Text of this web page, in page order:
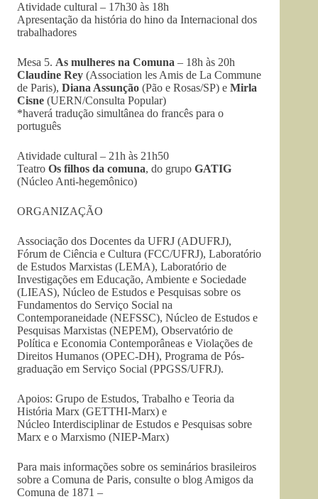
Atividade cultural – 17h30 às 18h
Apresentação da história do hino da Internacional dos
trabalhadores
Mesa 5. As mulheres na Comuna – 18h às 20h
Claudine Rey (Association les Amis de La Commune
de Paris), Diana Assunção (Pão e Rosas/SP) e Mirla
Cisne (UERN/Consulta Popular)
*haverá tradução simultânea do francês para o
português
Atividade cultural – 21h às 21h50
Teatro Os filhos da comuna, do grupo GATIG
(Núcleo Anti-hegemônico)
ORGANIZAÇÃO
Associação dos Docentes da UFRJ (ADUFRJ),
Fórum de Ciência e Cultura (FCC/UFRJ), Laboratório
de Estudos Marxistas (LEMA), Laboratório de
Investigações em Educação, Ambiente e Sociedade
(LIEAS), Núcleo de Estudos e Pesquisas sobre os
Fundamentos do Serviço Social na
Contemporaneidade (NEFSSC), Núcleo de Estudos e
Pesquisas Marxistas (NEPEM), Observatório de
Política e Economia Contemporâneas e Violações de
Direitos Humanos (OPEC-DH), Programa de Pós-
graduação em Serviço Social (PPGSS/UFRJ).
Apoios: Grupo de Estudos, Trabalho e Teoria da
História Marx (GETTHI-Marx) e
Núcleo Interdisciplinar de Estudos e Pesquisas sobre
Marx e o Marxismo (NIEP-Marx)
Para mais informações sobre os seminários brasileiros
sobre a Comuna de Paris, consulte o blog Amigos da
Comuna de 1871 –